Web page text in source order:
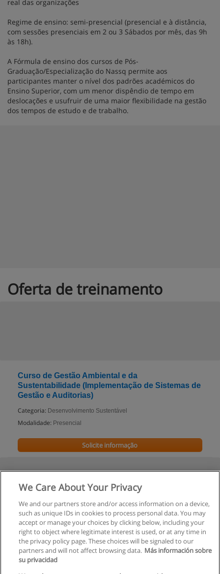
real das organizações
Regime de ensino: semi-presencial (presencial e à distância,
com sessões presenciais em 2 ou 3 Sábados por mês, das 9h
às 18h).
A Fórmula de ensino dos cursos de Pós-
Graduação/Especialização do Nassq permite aos
participantes manter o nível dos padrões académicos do
Ensino Superior, com um menor dispêndio de tempo em
deslocações e usufruir de uma maior flexibilidade na gestão
dos tempos de estudo e de trabalho.
Oferta de treinamento
Curso de Gestão Ambiental e da
Sustentabilidade (Implementação de Sistemas de
Gestão e Auditorias)
Categoria: Desenvolvimento Sustentável
Modalidade: Presencial
Solicite informação
We Care About Your Privacy
We and our partners store and/or access information on a device,
such as unique IDs in cookies to process personal data. You may
accept or manage your choices by clicking below, including your
right to object where legitimate interest is used, or at any time in
the privacy policy page. These choices will be signaled to our
partners and will not affect browsing data. Más información sobre
su privacidad